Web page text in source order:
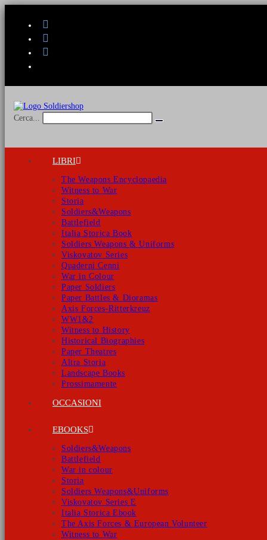
Cerca...
Invia
LIBRI
The Weapons Encyclopaedia
Witness to War
Storia
Soldiers&Weapons
Battlefield
Italia Storica Book
Soldiers Weapons & Uniforms
Viskovatov Series
Quaderni Cenni
War in Colour
Paper Soldiers
Paper Battles & Dioramas
Axis Forces-Ritterkreuz
WW1&2
Witness to History
Historical Biographies
Paper Theatres
Altra Storia
Landscape Books
Prossimamente
OCCASIONI
EBOOKS
Soldiers&Weapons
Battlefield
War in colour
Storia
Soldiers Weapons&Uniforms
Viskovatov Series E
Italia Storica Ebook
The Axis Forces & European Volunteer
Witness to War